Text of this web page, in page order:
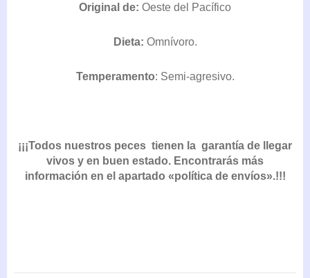
HASTA
Original de: Oeste del Pacífico
Dieta: Omnívoro.
Temperamento: Semi-agresivo.
¡¡¡Todos nuestros peces tienen la garantía de llegar
vivos y en buen estado. Encontrarás más
información en el apartado «política de envíos».!!!